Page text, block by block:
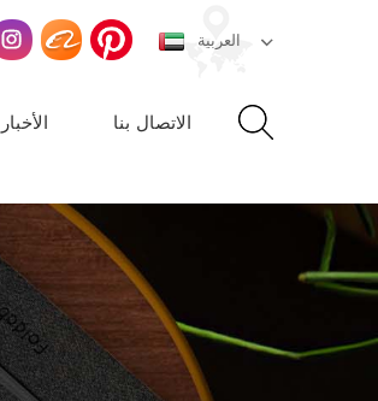
العربية
الأخبار الاتصال بنا